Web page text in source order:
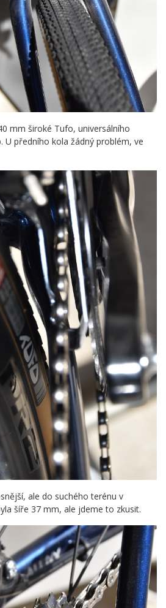
mm široké Tufo, universálního
U předního kola žádný problém, ve
ale do suchého terénu v
šíře 37 mm, ale jdeme to zkusit.